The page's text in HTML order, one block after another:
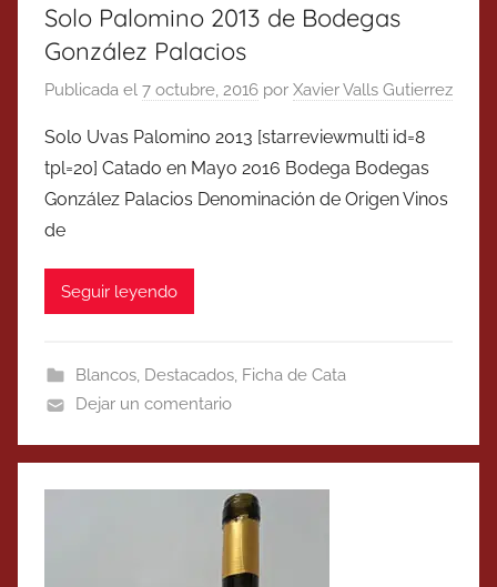
Solo Palomino 2013 de Bodegas
González Palacios
Publicada el 7 octubre, 2016 por Xavier Valls Gutierrez
Solo Uvas Palomino 2013 [starreviewmulti id=8
tpl=20] Catado en Mayo 2016 Bodega Bodegas
González Palacios Denominación de Origen Vinos
de
Seguir leyendo
Blancos, Destacados, Ficha de Cata
Dejar un comentario